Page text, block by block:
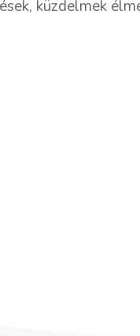
küzdelmek